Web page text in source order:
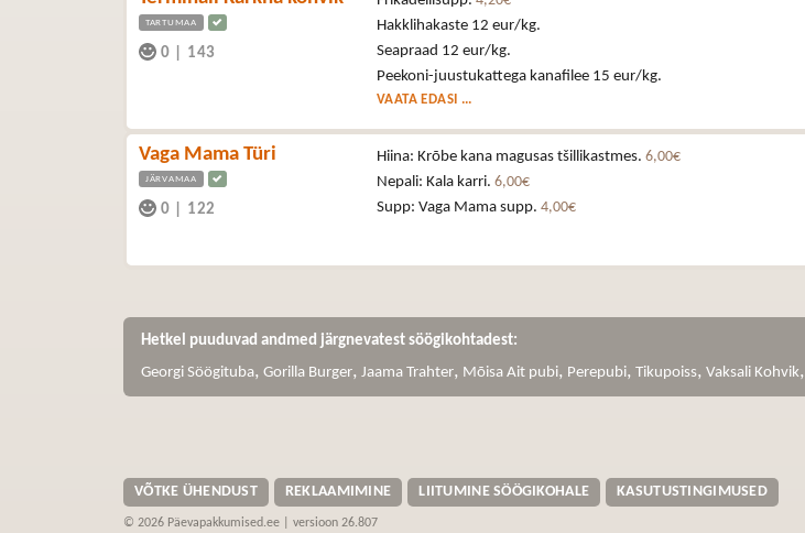
TARTUMAA
0 143
Hakklihakaste 12 eur/kg.
Seapraad 12 eur/kg.
Peekoni-juustukattega kanafilee 15 eur/kg.
VAATA EDASI ...
Vaga Mama Türi
JÄRVAMAA
0 122
Hiina: Krõbe kana magusas tšillikastmes. 6,00€
Nepali: Kala karri. 6,00€
Supp: Vaga Mama supp. 4,00€
Hetkel puuduvad andmed järgnevatest söögikohtadest:
Georgi Söögituba, Gorilla Burger, Jaama Trahter, Mõisa Ait pubi, Perepubi, Tikupoiss, Vaksali Kohvik,
VÕTKE ÜHENDUST REKLAAMIMINE LIITUMINE SÖÖGIKOHALE KASUTUSTINGIMUSED
© 2026 Päevapakkumised.ee | versioon 26.807